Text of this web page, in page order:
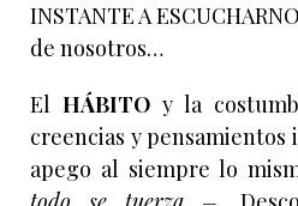
INSTANTE A
de nosotros…
El HÁBITO y la
creencias y
apego al siempre lo